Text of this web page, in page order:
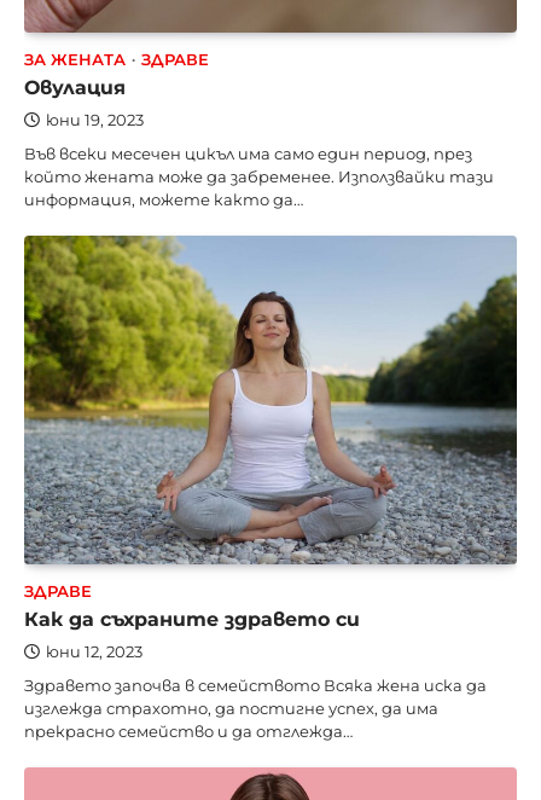
ЗА ЖЕНАТА ЗДРАВЕ
Овулация
юни 19, 2023
Във всеки месечен цикъл има само един период, през
който жената може да забременее. Използвайки тази
информация, можете както да…
ЗДРАВЕ
Как да съхраните здравето си
юни 12, 2023
Здравето започва в семейството Всяка жена иска да
изглежда страхотно, да постигне успех, да има
прекрасно семейство и да отглежда…